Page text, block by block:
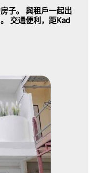
子。 與租戶一起出
交通便利，距Kad